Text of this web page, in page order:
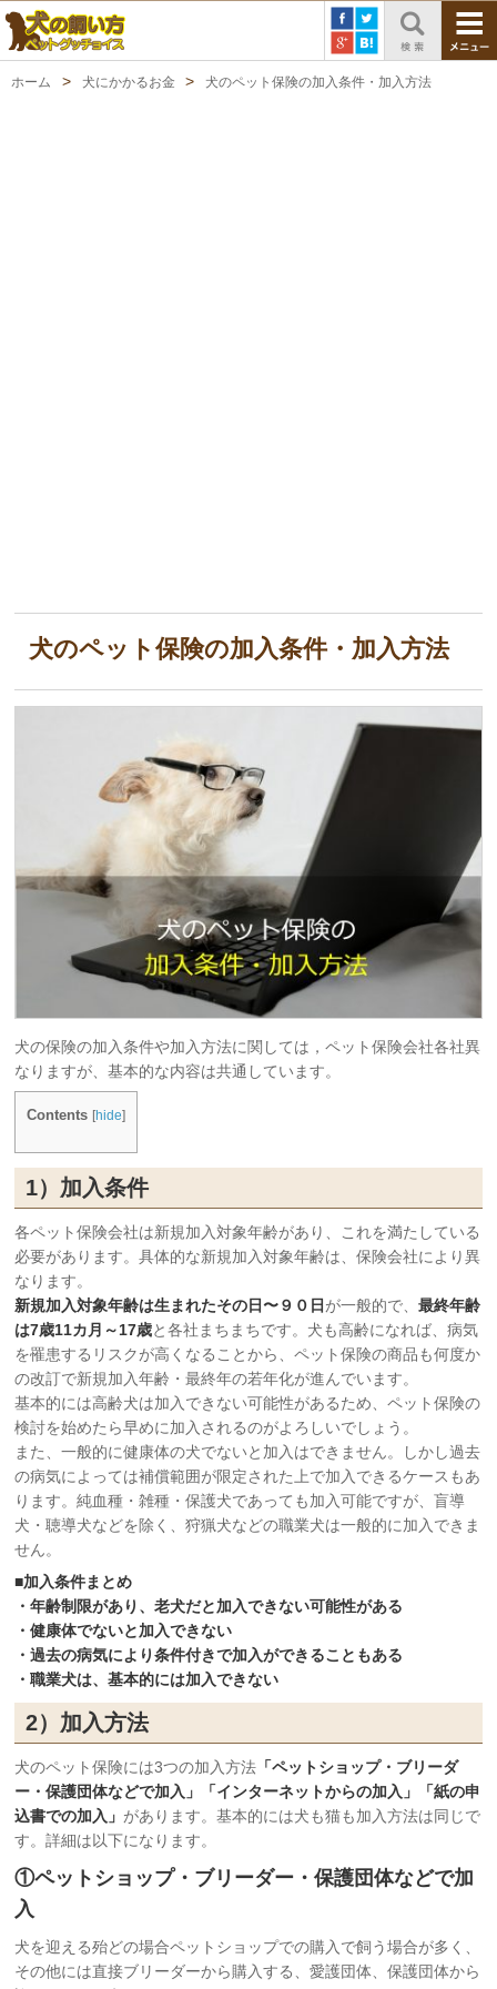
ホーム 犬にかかるお金 犬のペット保険の加入条件・加入方法
犬のペット保険の加入条件・加入方法
犬の保険の加入条件や加入方法に関しては，ペット保険会社各社異
なりますが、基本的な内容は共通しています。
Contents [hide]
1）加入条件
各ペット保険会社は新規加入対象年齢があり、これを満たしている
必要があります。具体的な新規加入対象年齢は、保険会社により異
なります。
新規加入対象年齢は生まれたその日〜９０日 が一般的で、最終年齢
は7歳11カ月～17歳と各社まちまちです。犬も高齢になれば、病気
を罹患するリスクが高くなることから、ペット保険の商品も何度か
の改訂で新規加入年齢・最終年の若年化が進んでいます。
基本的には高齢犬は加入できない可能性があるため、ペット保険の
検討を始めたら早めに加入されるのがよろしいでしょう。
また、一般的に健康体の犬でないと加入はできません。しかし過去
の病気によっては補償範囲が限定された上で加入できるケースもあ
ります。純血種・雑種・保護犬であっても加入可能ですが、盲導
犬・聴導犬などを除く、狩猟犬などの職業犬は一般的に加入できま
せん。
■加入条件まとめ
・年齢制限があり、老犬だと加入できない可能性がある
・健康体でないと加入できない
・過去の病気により条件付きで加入ができることもある
・職業犬は、基本的には加入できない
2）加入方法
犬のペット保険には3つの加入方法 「ペットショップ・ブリーダ
ー・保護団体などで加入」「インターネットからの加入」「紙の申
込書での加入」 があります。基本的には犬も猫も加入方法は同じで
す。詳細は以下になります。
①ペットショップ・ブリーダー・保護団体などで加
入
犬を迎える殆どの場合ペットショップでの購入で飼う場合が多く、
その他には直接ブリーダーから購入する、愛護団体、保護団体から